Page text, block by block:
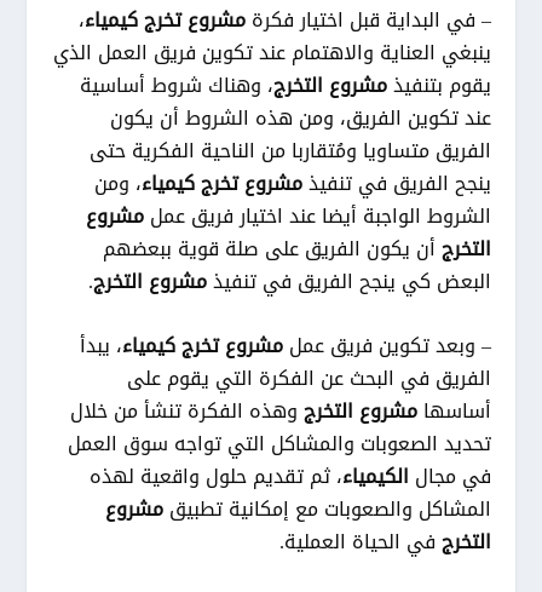
– في البداية قبل اختيار فكرةمشروع تخرج كيمياء،
ينبغي العناية والاهتمام عند تكوين فريق العمل الذي
يقوم بتنفيذمشروع التخرج، وهناك شروط أساسية
عند تكوين الفريق، ومن هذه الشروط أن يكون
الفريق متساويا ومُتقاربا من الناحية الفكرية حتى
ينجح الفريق في تنفيذمشروع تخرج كيمياء، ومن
الشروط الواجبة أيضا عند اختيار فريق عملمشروع
التخرجأن يكون الفريق على صلة قوية ببعضهم
البعض كي ينجح الفريق في تنفيذمشروع التخرج.
– وبعد تكوين فريق عملمشروع تخرج كيمياء، يبدأ
الفريق في البحث عن الفكرة التي يقوم على
أساسهامشروع التخرجوهذه الفكرة تنشأ من خلال
تحديد الصعوبات والمشاكل التي تواجه سوق العمل
في مجال الكيمياء، ثم تقديم حلول واقعية لهذه
المشاكل والصعوبات مع إمكانية تطبيقمشروع
التخرجفي الحياة العملية.